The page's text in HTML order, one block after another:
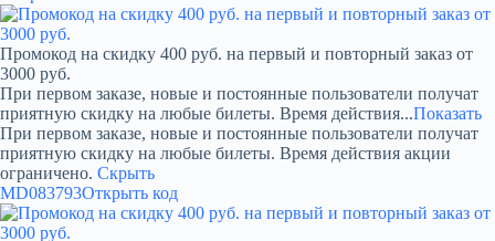
Промокод на скидку 400 руб. на первый и повторный заказ от
3000 руб.
При первом заказе, новые и постоянные пользователи получат
приятную скидку на любые билеты. Время действия...Показать
При первом заказе, новые и постоянные пользователи получат
приятную скидку на любые билеты. Время действия акции
ограничено. Скрыть
MD083793Открыть код